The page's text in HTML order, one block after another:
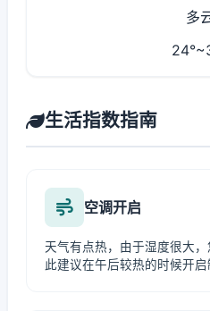
多
生活指数指南
空调开启
天气有点热，由于湿度很大
此建议在午后较热的时候开启